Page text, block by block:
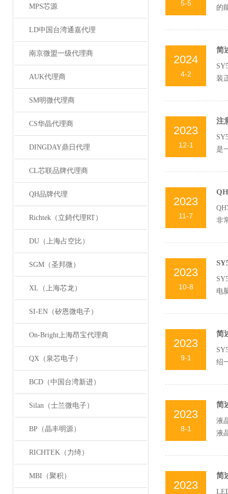
MPS芯源
LD中国台湾通嘉代理
南京微盟一级代理商
AUK代理商
SM明微代理商
CS华晶代理商
DINGDAY鼎日代理
CL芯联品牌代理商
QH品牌代理
Richtek（立錡代理RT）
DU（上海占空比）
SGM（圣邦微）
XL（上海芯龙）
SI-EN（矽恩微电子）
On-Bright上海昂宝代理商
QX（泉芯电子）
BCD（中国台湾新进）
Silan（士兰微电子）
BP（晶丰明源）
RICHTEK（力绮）
MBI（聚积）
5-5
的
2024
4-2
简
装
2023
12-1
注
是
2023
11-7
非
2023
10-8
电
2023
9-1
简
绍
2023
8-1
简
液
液
2023
简